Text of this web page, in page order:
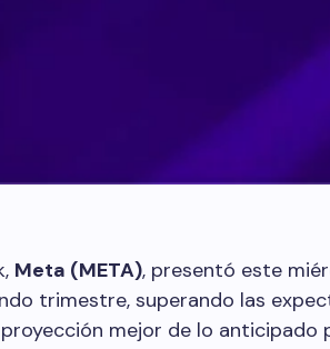
Meta (META), presentó este
trimestre, superando las
mejor de lo anticipado